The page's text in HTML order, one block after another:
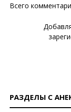
Всего
РАЗДЕЛЫ С